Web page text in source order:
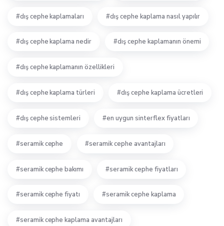
dış cephe kaplamaları dış cephe kaplama nasıl yapılır
dış cephe kaplama nedir dış cephe kaplamanın önemi
dış cephe kaplamanın özellikleri
dış cephe kaplama türleri dış cephe kaplama ücretleri
dış cephe sistemleri en uygun sinterflex fiyatları
seramik cephe seramik cephe avantajları
seramik cephe bakımı seramik cephe fiyatları
seramik cephe fiyatı seramik cephe kaplama
seramik cephe kaplama avantajları